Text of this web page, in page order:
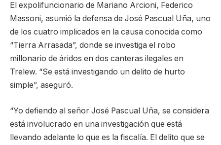
El expolifuncionario de Mariano Arcioni, Federico
Massoni, asumió la defensa de José Pascual Uña, uno
de los cuatro implicados en la causa conocida como
“Tierra Arrasada”, donde se investiga el robo
millonario de áridos en dos canteras ilegales en
Trelew. “Se está investigando un delito de hurto
simple”, aseguró.
“Yo defiendo al señor José Pascual Uña, se considera
está involucrado en una investigación que está
llevando adelante lo que es la fiscalía. El delito que se